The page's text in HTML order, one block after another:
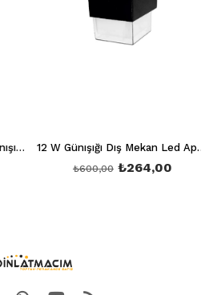
12 W Sıva Üstü Led Aplik Günışığı 3200K Ct 7074 12 W Günışığı Dış Mekan Led Aplik Ct 7047
₺264,00
₺600,00